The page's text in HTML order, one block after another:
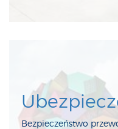
Bezpieczeństwo